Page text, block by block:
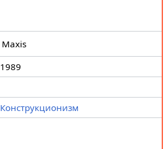
Maxis
1989
Конструкционизм